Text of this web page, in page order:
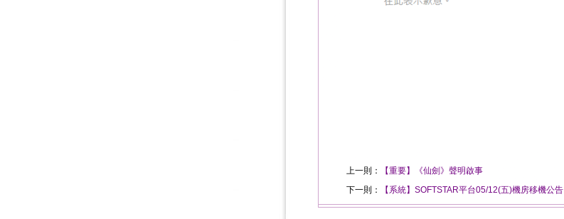
上一則：
【重要】《仙劍》聲明啟事
下一則：
【系統】SOFTSTAR平台05/12(五)機房移機公告